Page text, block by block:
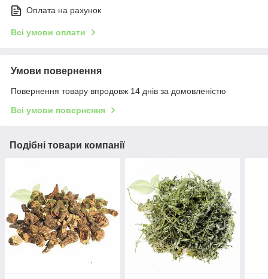
Оплата на рахунок
Всі умови оплати
Умови повернення
Повернення товару впродовж 14 днів за домовленістю
Всі умови повернення
Подібні товари компанії